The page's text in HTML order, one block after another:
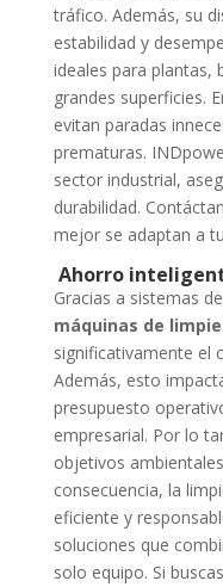
tráfico. Además, su
estabilidad y
ideales para plantas,
grandes superficies.
evitan paradas
prematuras.
sector industrial,
durabilidad.
mejor se adaptan a
Ahorro
Gracias a sistemas
máquinas de
significativamente el
Además, esto
presupuesto
empresarial. Por lo
objetivos
consecuencia, la
eficiente y
soluciones que
solo equipo. Si